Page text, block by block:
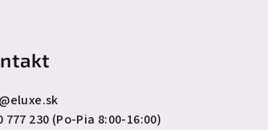
@eluxe.sk
777 230 (Po-Pia 8:00-16:00)